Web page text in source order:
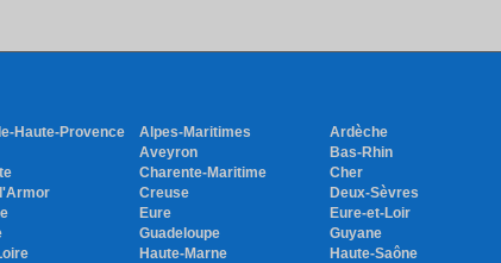
Haute-Provence Alpes-Maritimes
Ardèche
Aveyron
Bas-Rhin
Charente-Maritime
Cher
Creuse
Deux-Sèvres
Eure
Eure-et-Loir
Guadeloupe
Guyane
Haute-Marne
Haute-Saône